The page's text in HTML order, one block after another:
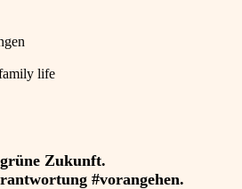
life
Zukunft.
#vorangehen.